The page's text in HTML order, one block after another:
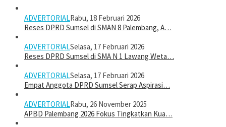
ADVERTORIALRabu, 18 Februari 2026
Reses DPRD Sumsel di SMAN 8 Palembang, A…
ADVERTORIALSelasa, 17 Februari 2026
Reses DPRD Sumsel di SMA N 1 Lawang Weta…
ADVERTORIALSelasa, 17 Februari 2026
Empat Anggota DPRD Sumsel Serap Aspirasi…
ADVERTORIALRabu, 26 November 2025
APBD Palembang 2026 Fokus Tingkatkan Kua…